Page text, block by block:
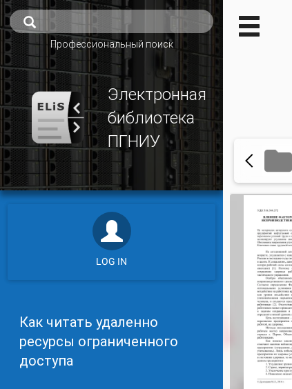
Профессиональный поиск
Электронная
библиотека
ПГНИУ
LOG IN
Как читать удаленно
ресурсы ограниченного
доступа